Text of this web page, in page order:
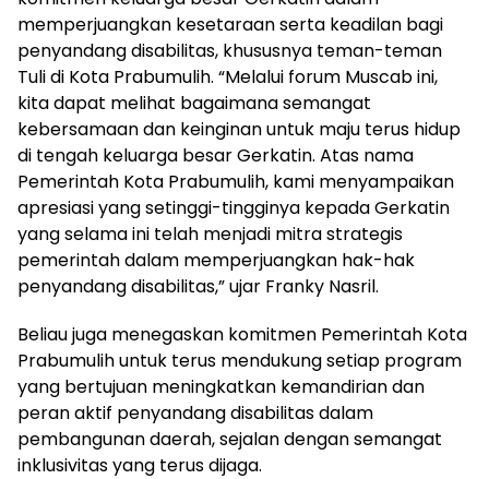
memperjuangkan kesetaraan serta keadilan bagi
penyandang disabilitas, khususnya teman-teman
Tuli di Kota Prabumulih. “Melalui forum Muscab ini,
kita dapat melihat bagaimana semangat
kebersamaan dan keinginan untuk maju terus hidup
di tengah keluarga besar Gerkatin. Atas nama
Pemerintah Kota Prabumulih, kami menyampaikan
apresiasi yang setinggi-tingginya kepada Gerkatin
yang selama ini telah menjadi mitra strategis
pemerintah dalam memperjuangkan hak-hak
penyandang disabilitas,” ujar Franky Nasril.
Beliau juga menegaskan komitmen Pemerintah Kota
Prabumulih untuk terus mendukung setiap program
yang bertujuan meningkatkan kemandirian dan
peran aktif penyandang disabilitas dalam
pembangunan daerah, sejalan dengan semangat
inklusivitas yang terus dijaga.